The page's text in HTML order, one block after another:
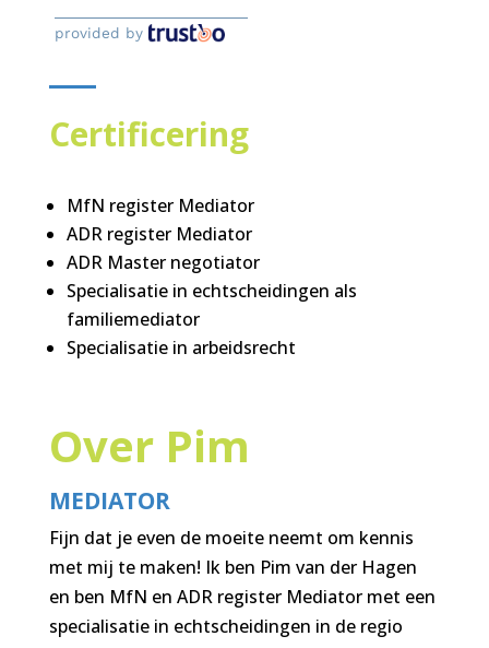
provided by
Certificering
MfN register Mediator
ADR register Mediator
ADR Master negotiator
Specialisatie in echtscheidingen als
familiemediator
Specialisatie in arbeidsrecht
Over Pim
MEDIATOR
Fijn dat je even de moeite neemt om kennis
met mij te maken! Ik ben Pim van der Hagen
en ben MfN en ADR register Mediator met een
specialisatie in echtscheidingen in de regio